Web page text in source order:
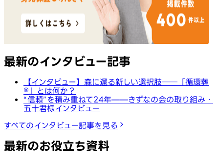
最新のインタビュー記事
【インタビュー】森に還る新しい選択肢──「循環葬
®︎」とは何か？
“信頼”を積み重ねて24年——きずなの会の取り組み・
五十君様インタビュー
すべてのインタビュー記事を見る
最新のお役立ち資料